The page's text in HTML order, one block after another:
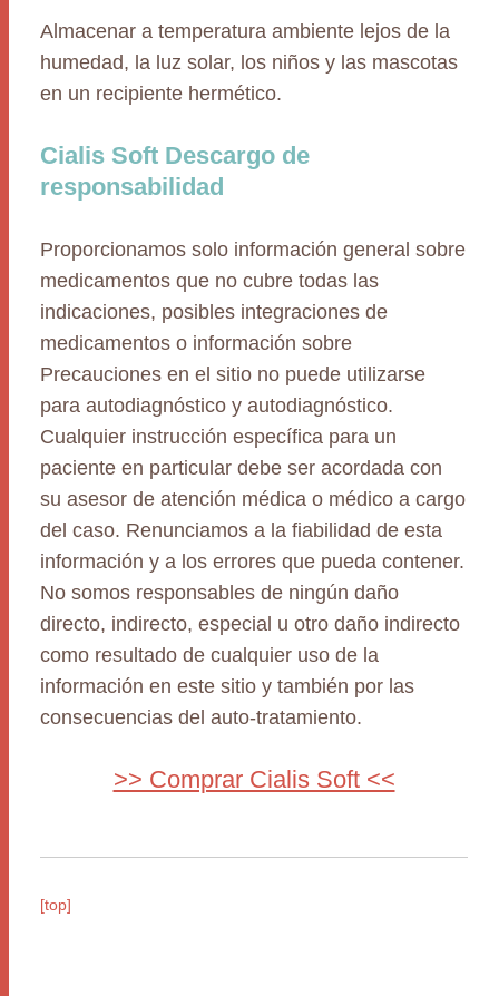
Almacenar a temperatura ambiente lejos de la
humedad, la luz solar, los niños y las mascotas
en un recipiente hermético.
Cialis Soft Descargo de
responsabilidad
Proporcionamos solo información general sobre
medicamentos que no cubre todas las
indicaciones, posibles integraciones de
medicamentos o información sobre
Precauciones en el sitio no puede utilizarse
para autodiagnóstico y autodiagnóstico.
Cualquier instrucción específica para un
paciente en particular debe ser acordada con
su asesor de atención médica o médico a cargo
del caso. Renunciamos a la fiabilidad de esta
información y a los errores que pueda contener.
No somos responsables de ningún daño
directo, indirecto, especial u otro daño indirecto
como resultado de cualquier uso de la
información en este sitio y también por las
consecuencias del auto-tratamiento.
>> Comprar Cialis Soft <<
[top]